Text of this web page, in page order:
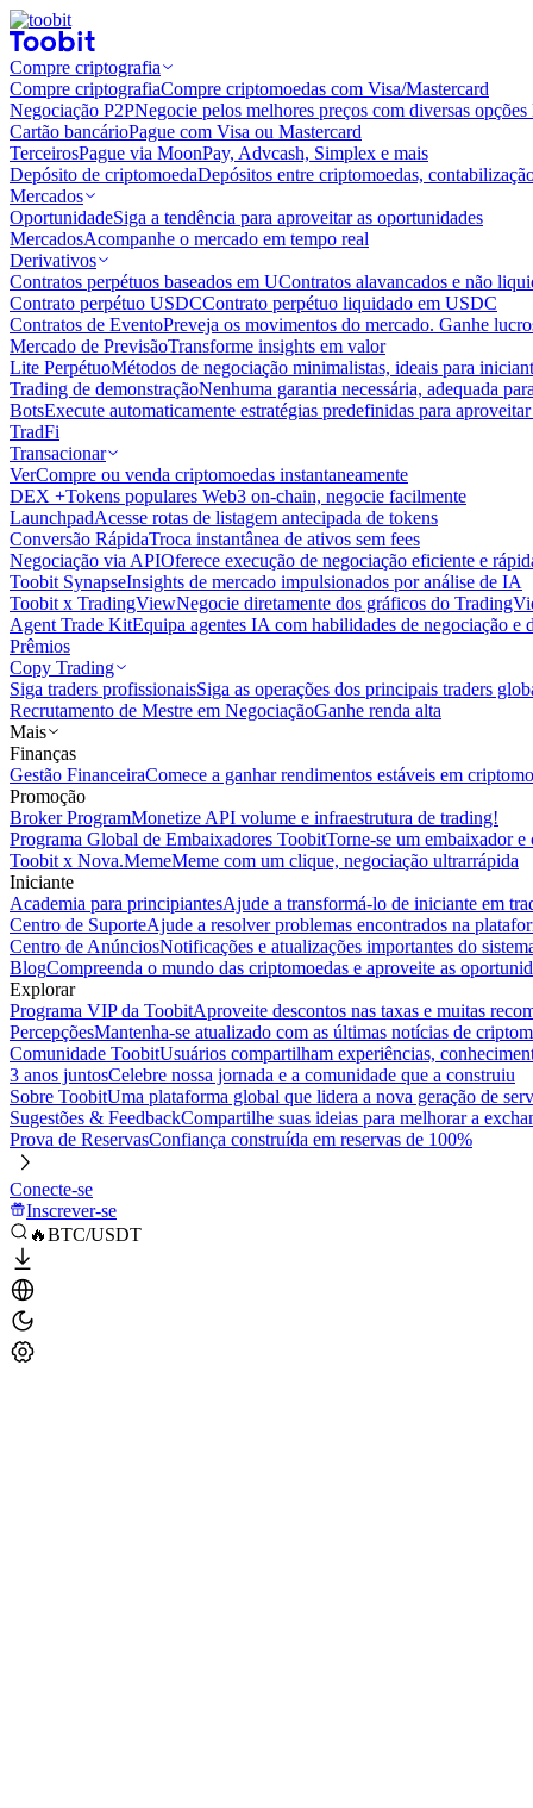
Compre criptografia
Compre criptografiaCompre criptomoedas com Visa/Mastercard
Negociação P2PNegocie pelos melhores preços com diversas
Cartão bancárioPague com Visa ou Mastercard
TerceirosPague via MoonPay, Advcash, Simplex e mais
Depósito de criptomoedaDepósitos entre criptomoedas,
Mercados
OportunidadeSiga a tendência para aproveitar as oportunidades
MercadosAcompanhe o mercado em tempo real
Derivativos
Contratos perpétuos baseados em UContratos alavancados e não
Contrato perpétuo USDCContrato perpétuo liquidado em USDC
Contratos de EventoPreveja os movimentos do mercado. Ganhe
Mercado de PrevisãoTransforme insights em valor
Lite PerpétuoMétodos de negociação minimalistas, ideais para
Trading de demonstraçãoNenhuma garantia necessária, adequada
BotsExecute automaticamente estratégias predefinidas para
TradFi
Transacionar
VerCompre ou venda criptomoedas instantaneamente
DEX +Tokens populares Web3 on-chain, negocie facilmente
LaunchpadAcesse rotas de listagem antecipada de tokens
Conversão RápidaTroca instantânea de ativos sem fees
Negociação via APIOferece execução de negociação eficiente e
Toobit SynapseInsights de mercado impulsionados por análise de IA
Toobit x TradingViewNegocie diretamente dos gráficos do
Agent Trade KitEquipa agentes IA com habilidades de negociação e
Prêmios
Copy Trading
Siga traders profissionaisSiga as operações dos principais traders
Recrutamento de Mestre em NegociaçãoGanhe renda alta
Mais
Finanças
Gestão FinanceiraComece a ganhar rendimentos estáveis em
Promoção
Broker ProgramMonetize API volume e infraestrutura de trading!
Programa Global de Embaixadores ToobitTorne-se um embaixador
Toobit x Nova.MemeMeme com um clique, negociação ultrarrápida
Iniciante
Academia para principiantesAjude a transformá-lo de iniciante em
Centro de SuporteAjude a resolver problemas encontrados na
Centro de AnúnciosNotificações e atualizações importantes do
BlogCompreenda o mundo das criptomoedas e aproveite as
Explorar
Programa VIP da ToobitAproveite descontos nas taxas e muitas
PercepçõesMantenha-se atualizado com as últimas notícias de
Comunidade ToobitUsuários compartilham experiências,
3 anos juntosCelebre nossa jornada e a comunidade que a construiu
Sobre ToobitUma plataforma global que lidera a nova geração de
Sugestões & FeedbackCompartilhe suas ideias para melhorar a
Prova de ReservasConfiança construída em reservas de 100%
Conecte-se
Inscrever-se
🔥BTC/USDT